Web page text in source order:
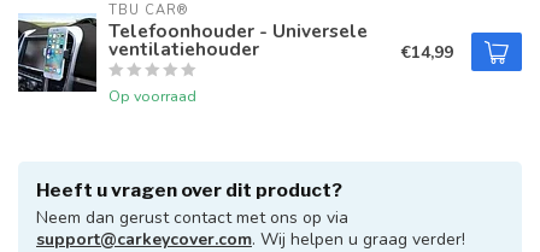
TBU CAR®
Telefoonhouder - Universele
ventilatiehouder
Op voorraad
€14,99
Heeft u vragen over dit product?
Neem dan gerust contact met ons op via
support@carkeycover.com. Wij helpen u graag verder!